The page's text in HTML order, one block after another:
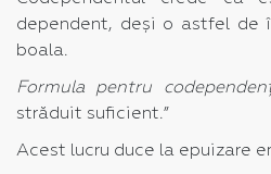
dependent, deși o astfel de
boala.
Formula pentru
străduit suficient.”
Acest lucru duce la epuizare